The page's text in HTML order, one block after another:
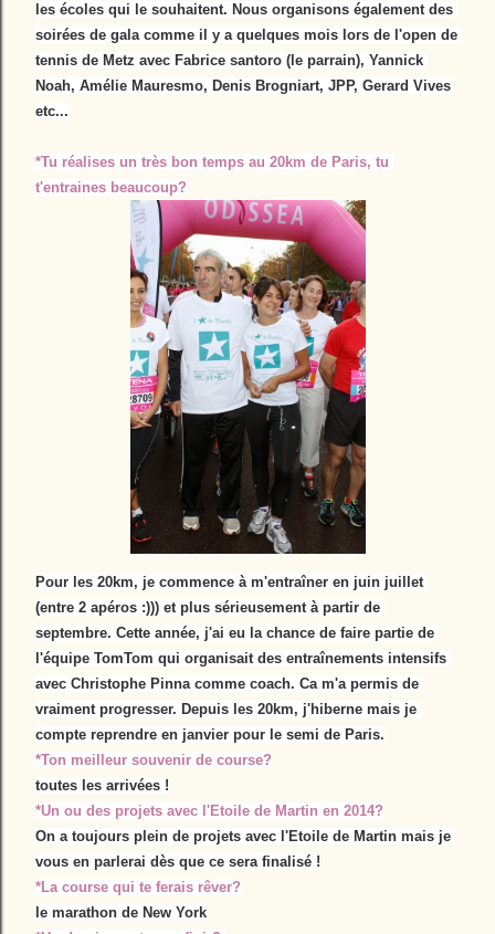
les écoles qui le souhaitent. Nous organisons également des
soirées de gala comme il y a quelques mois lors de l'open de
tennis de Metz avec Fabrice santoro (le parrain), Yannick
Noah, Amélie Mauresmo, Denis Brogniart, JPP, Gerard Vives
etc...
*Tu réalises un très bon temps au 20km de Paris, tu
t'entraines beaucoup?
Pour les 20km, je commence à m'entraîner en juin juillet
(entre 2 apéros :))) et plus sérieusement à partir de
septembre. Cette année, j'ai eu la chance de faire partie de
l'équipe TomTom qui organisait des entraînements intensifs
avec Christophe Pinna comme coach. Ca m'a permis de
vraiment progresser. Depuis les 20km, j'hiberne mais je
compte reprendre en janvier pour le semi de Paris.
*Ton meilleur souvenir de course?
toutes les arrivées !
*Un ou des projets avec l'Etoile de Martin en 2014?
On a toujours plein de projets avec l'Etoile de Martin mais je
vous en parlerai dès que ce sera finalisé !
*La course qui te ferais rêver?
le marathon de New York